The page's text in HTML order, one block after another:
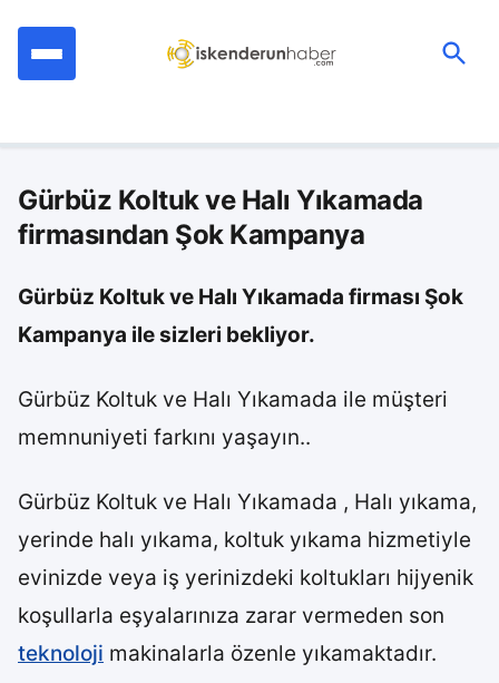
Gürbüz Koltuk ve Halı Yıkamada
firmasından Şok Kampanya
Gürbüz Koltuk ve Halı Yıkamada firması Şok
Kampanya ile sizleri bekliyor.
Gürbüz Koltuk ve Halı Yıkamada ile müşteri
memnuniyeti farkını yaşayın..
Gürbüz Koltuk ve Halı Yıkamada , Halı yıkama,
yerinde halı yıkama, koltuk yıkama hizmetiyle
evinizde veya iş yerinizdeki koltukları hijyenik
koşullarla eşyalarınıza zarar vermeden son
teknoloji makinalarla özenle yıkamaktadır.